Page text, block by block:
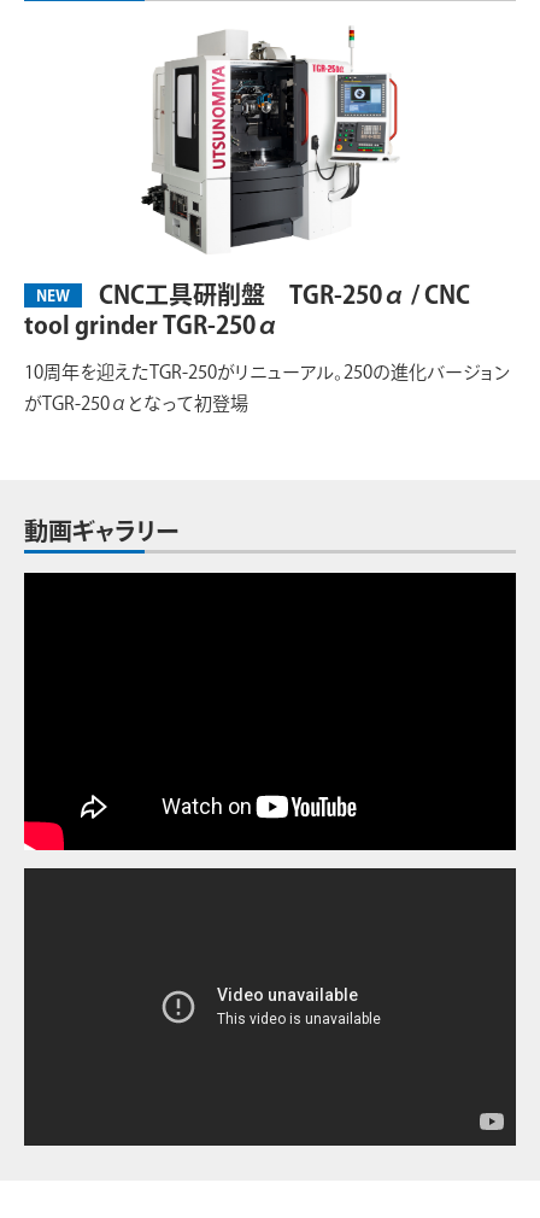
NEW
CNC工具研削盤 TGR-250α / CNC
tool grinder TGR-250α
10周年を迎えたTGR-250がリニューアル。250の進化バージョン
がTGR-250αとなって初登場
動画ギャラリー